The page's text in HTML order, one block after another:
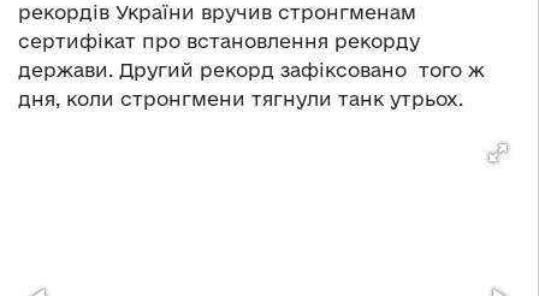
рекордів України вручив стронгменам
сертифікат про встановлення рекорду
держави. Другий рекорд зафіксовано того ж
дня, коли стронгмени тягнули танк утрьох.